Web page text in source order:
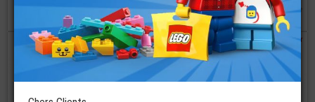
2,10€ 0,10
à partir de
16 coloris disponibles
commander commander